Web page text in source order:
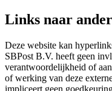
Links naar
Deze website kan
SBPost B.V. heeft geen
verantwoordelijkheid of
of werking van deze